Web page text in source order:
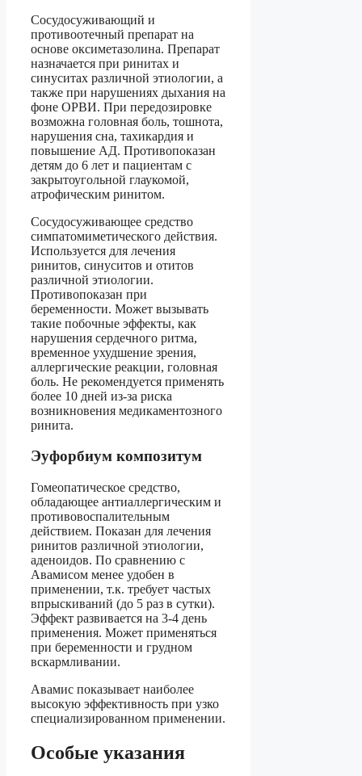
Сосудосуживающий и
противоотечный препарат на
основе оксиметазолина. Препарат
назначается при ринитах и
синуситах различной этиологии, а
также при нарушениях дыхания на
фоне ОРВИ. При передозировке
возможна головная боль, тошнота,
нарушения сна, тахикардия и
повышение АД. Противопоказан
детям до 6 лет и пациентам с
закрытоугольной глаукомой,
атрофическим ринитом.
Сосудосуживающее средство
симпатомиметического действия.
Используется для лечения
ринитов, синуситов и отитов
различной этиологии.
Противопоказан при
беременности. Может вызывать
такие побочные эффекты, как
нарушения сердечного ритма,
временное ухудшение зрения,
аллергические реакции, головная
боль. Не рекомендуется применять
более 10 дней из-за риска
возникновения медикаментозного
ринита.
Эуфорбиум композитум
Гомеопатическое средство,
обладающее антиаллергическим и
противовоспалительным
действием. Показан для лечения
ринитов различной этиологии,
аденоидов. По сравнению с
Авамисом менее удобен в
применении, т.к. требует частых
впрыскиваний (до 5 раз в сутки).
Эффект развивается на 3-4 день
применения. Может применяться
при беременности и грудном
вскармливании.
Авамис показывает наиболее
высокую эффективность при узко
специализированном применении.
Особые указания